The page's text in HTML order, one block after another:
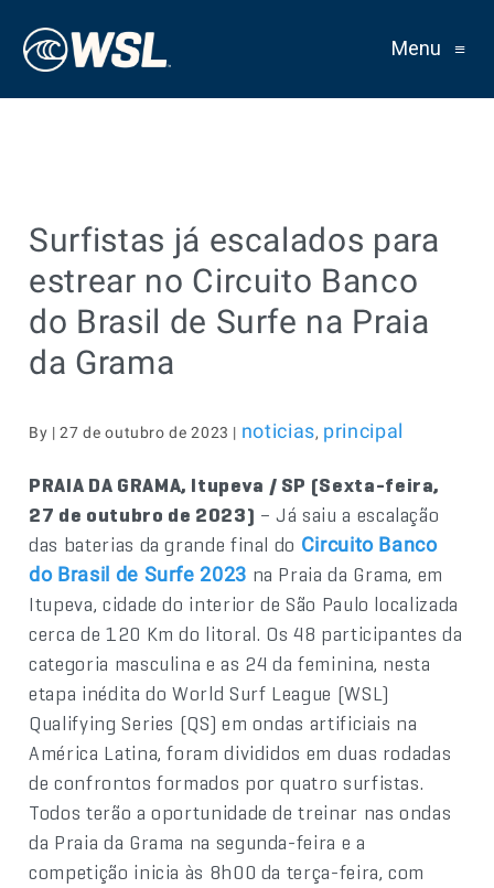
Menu ≡
Surfistas já escalados para
estrear no Circuito Banco
do Brasil de Surfe na Praia
da Grama
By | 27 de outubro de 2023 | noticias, principal
PRAIA DA GRAMA, Itupeva / SP (Sexta-feira,
27 de outubro de 2023) – Já saiu a escalação
das baterias da grande final do Circuito Banco
do Brasil de Surfe 2023 na Praia da Grama, em
Itupeva, cidade do interior de São Paulo localizada
cerca de 120 Km do litoral. Os 48 participantes da
categoria masculina e as 24 da feminina, nesta
etapa inédita do World Surf League (WSL)
Qualifying Series (QS) em ondas artificiais na
América Latina, foram divididos em duas rodadas
de confrontos formados por quatro surfistas.
Todos terão a oportunidade de treinar nas ondas
da Praia da Grama na segunda-feira e a
competição inicia às 8h00 da terça-feira, com